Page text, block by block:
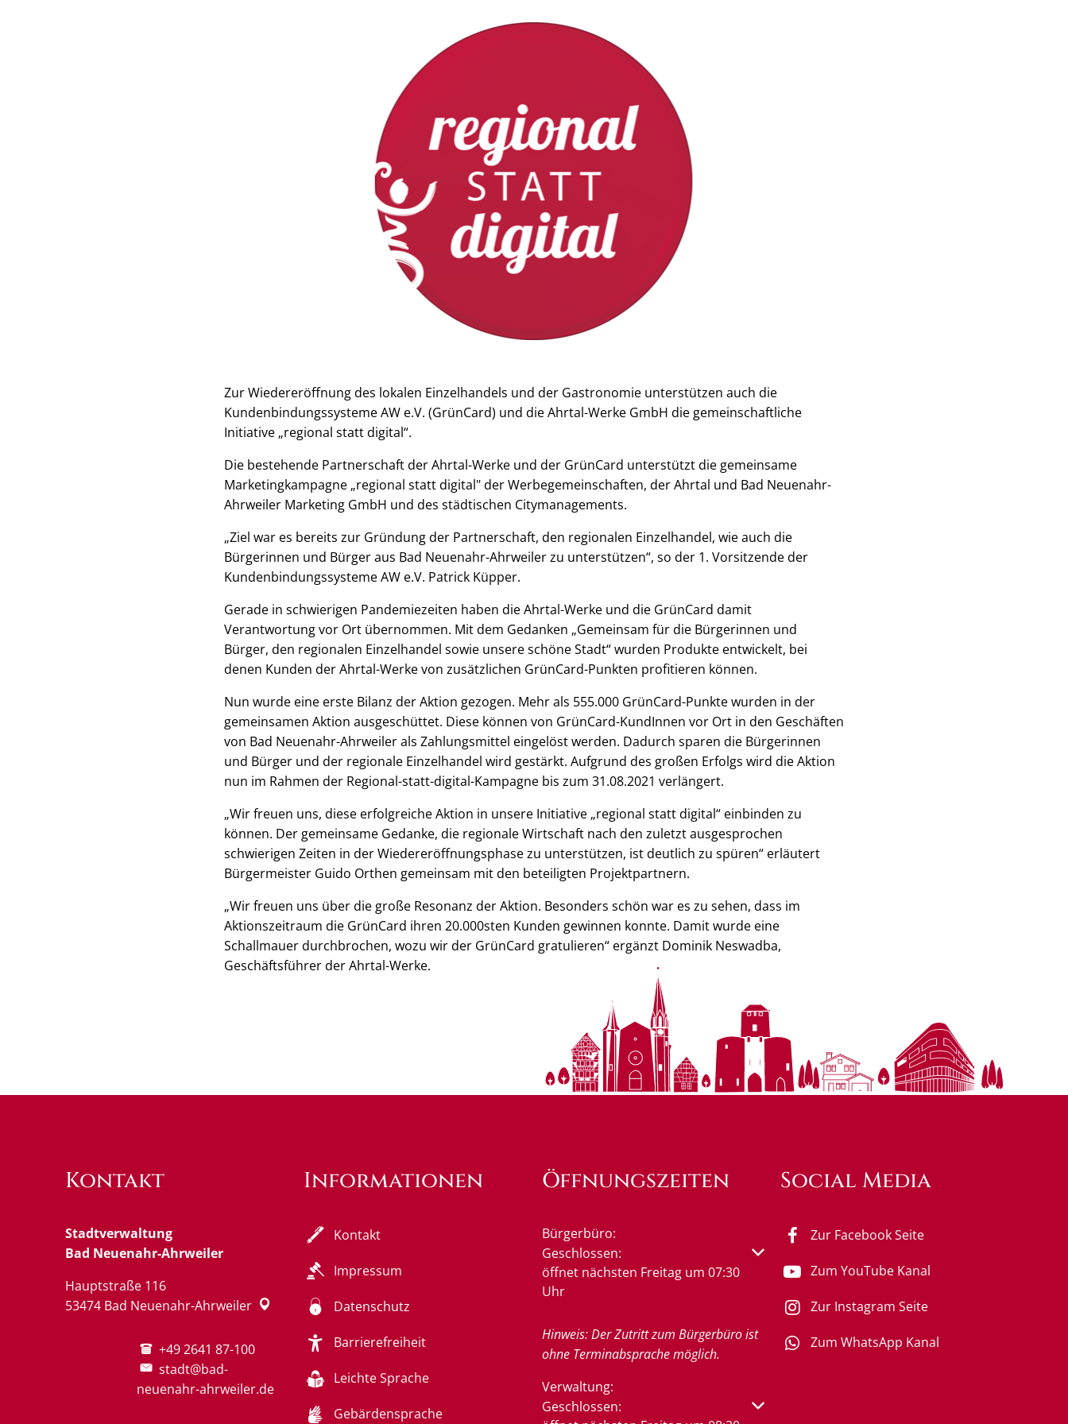
Zur Wiedereröffnung des lokalen Einzelhandels und der Gastronomie unterstützen auch die
Kundenbindungssysteme AW e.V. (GrünCard) und die Ahrtal-Werke GmbH die gemeinschaftliche
Initiative „regional statt digital“.
Die bestehende Partnerschaft der Ahrtal-Werke und der GrünCard unterstützt die gemeinsame
Marketingkampagne „regional statt digital" der Werbegemeinschaften, der Ahrtal und Bad Neuenahr-
Ahrweiler Marketing GmbH und des städtischen Citymanagements.
„Ziel war es bereits zur Gründung der Partnerschaft, den regionalen Einzelhandel, wie auch die
Bürgerinnen und Bürger aus Bad Neuenahr-Ahrweiler zu unterstützen“, so der 1. Vorsitzende der
Kundenbindungssysteme AW e.V. Patrick Küpper.
Gerade in schwierigen Pandemiezeiten haben die Ahrtal-Werke und die GrünCard damit
Verantwortung vor Ort übernommen. Mit dem Gedanken „Gemeinsam für die Bürgerinnen und
Bürger, den regionalen Einzelhandel sowie unsere schöne Stadt“ wurden Produkte entwickelt, bei
denen Kunden der Ahrtal-Werke von zusätzlichen GrünCard-Punkten profitieren können.
Nun wurde eine erste Bilanz der Aktion gezogen. Mehr als 555.000 GrünCard-Punkte wurden in der
gemeinsamen Aktion ausgeschüttet. Diese können von GrünCard-KundInnen vor Ort in den Geschäften
von Bad Neuenahr-Ahrweiler als Zahlungsmittel eingelöst werden. Dadurch sparen die Bürgerinnen
und Bürger und der regionale Einzelhandel wird gestärkt. Aufgrund des großen Erfolgs wird die Aktion
nun im Rahmen der Regional-statt-digital-Kampagne bis zum 31.08.2021 verlängert.
„Wir freuen uns, diese erfolgreiche Aktion in unsere Initiative „regional statt digital“ einbinden zu
können. Der gemeinsame Gedanke, die regionale Wirtschaft nach den zuletzt ausgesprochen
schwierigen Zeiten in der Wiedereröffnungsphase zu unterstützen, ist deutlich zu spüren“ erläutert
Bürgermeister Guido Orthen gemeinsam mit den beteiligten Projektpartnern.
„Wir freuen uns über die große Resonanz der Aktion. Besonders schön war es zu sehen, dass im
Aktionszeitraum die GrünCard ihren 20.000sten Kunden gewinnen konnte. Damit wurde eine
Schallmauer durchbrochen, wozu wir der GrünCard gratulieren“ ergänzt Dominik Neswadba,
Geschäftsführer der Ahrtal-Werke.
Kontakt
Stadtverwaltung
Bad Neuenahr-Ahrweiler
Hauptstraße 116
53474 Bad Neuenahr-Ahrweiler
+49 2641 87-100
stadt@bad-
neuenahr-ahrweiler.de
Informationen
Kontakt
Impressum
Datenschutz
Barrierefreiheit
Leichte Sprache
Gebärdensprache
Öffnungszeiten
Bürgerbüro:
Klicken, um weitere Öffnungs- oder Schließzeiten auszublenden
Geschlossen:
öffnet nächsten Freitag um 07:30
Uhr
Hinweis: Der Zutritt zum Bürgerbüro ist
ohne Terminabsprache möglich.
Verwaltung:
Klicken, um weitere Öffnungs- oder Schließzeiten auszublenden
Geschlossen:
Social Media
Zur Facebook Seite
Zum YouTube Kanal
Zur Instagram Seite
Zum WhatsApp Kanal